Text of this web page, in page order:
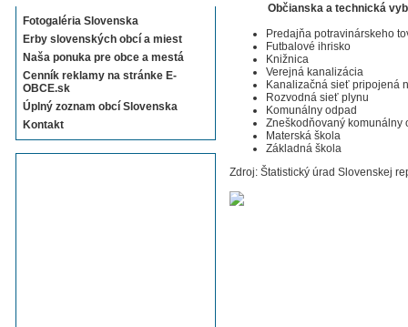
Fotogaléria Slovenska
Erby slovenských obcí a miest
Naša ponuka pre obce a mestá
Cenník reklamy na stránke E-
OBCE.sk
Úplný zoznam obcí Slovenska
Kontakt
Občianska a technická
Predajňa potravinárskeho
Futbalové ihrisko
Knižnica
Verejná kanalizácia
Kanalizačná sieť pripojená
Rozvodná sieť plynu
Komunálny odpad
Zneškodňovaný komunálny
Materská škola
Základná škola
Zdroj: Štatistický úrad Slovenskej